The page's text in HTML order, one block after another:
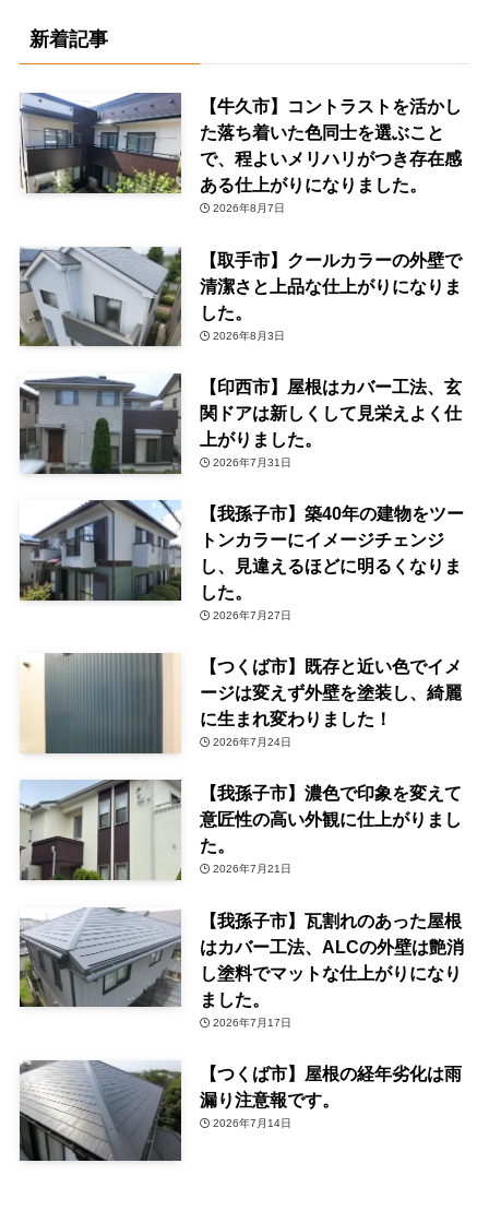
新着記事
【牛久市】コントラストを活かし
た落ち着いた色同士を選ぶこと
で、程よいメリハリがつき存在感
ある仕上がりになりました。
2026年8月7日
【取手市】クールカラーの外壁で
清潔さと上品な仕上がりになりま
した。
2026年8月3日
【印西市】屋根はカバー工法、玄
関ドアは新しくして見栄えよく仕
上がりました。
2026年7月31日
【我孫子市】築40年の建物をツー
トンカラーにイメージチェンジ
し、見違えるほどに明るくなりま
した。
2026年7月27日
【つくば市】既存と近い色でイメ
ージは変えず外壁を塗装し、綺麗
に生まれ変わりました！
2026年7月24日
【我孫子市】濃色で印象を変えて
意匠性の高い外観に仕上がりまし
た。
2026年7月21日
【我孫子市】瓦割れのあった屋根
はカバー工法、ALCの外壁は艶消
し塗料でマットな仕上がりになり
ました。
2026年7月17日
【つくば市】屋根の経年劣化は雨
漏り注意報です。
2026年7月14日